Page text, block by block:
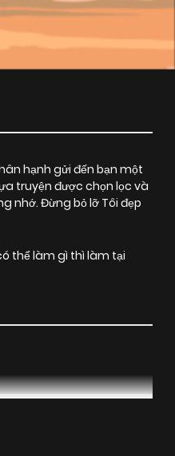
hạnh gửi đến bạn một
truyện được chọn lọc và
nhớ. Đừng bỏ lỡ Tôi đẹp
thể làm gì thì làm tại